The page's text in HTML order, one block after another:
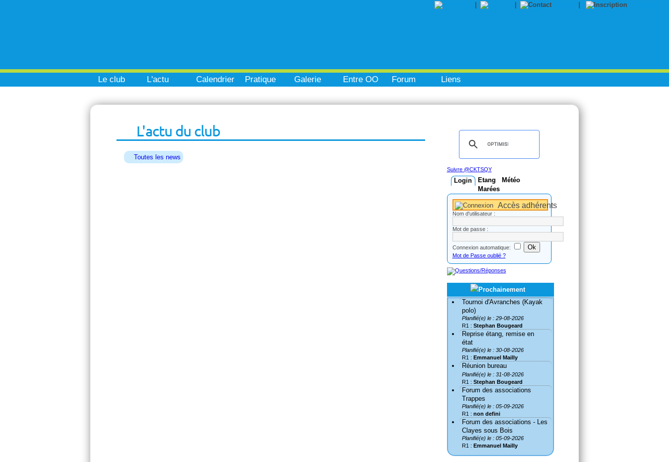
Le club L'actu Calendrier Pratique Galerie Entre OO Forum Liens
L'actu du club
Toutes les news
Suivre @CKTSQY
Login Etang
Météo
Marées
Accès adhérents
Nom d'utilisateur :
Mot de passe :
Connexion automatique:
Mot de Passe oublié ?
Tournoi d'Avranches (Kayak
polo)
Planifié(e) le : 29-08-2026
R1 : Stephan Bougeard
Reprise étang, remise en
état
Planifié(e) le : 30-08-2026
R1 : Emmanuel Mailly
Réunion bureau
Planifié(e) le : 31-08-2026
R1 : Stephan Bougeard
Forum des associations
Trappes
Planifié(e) le : 05-09-2026
R1 : non defini
Forum des associations - Les
Clayes sous Bois
Planifié(e) le : 05-09-2026
R1 : Emmanuel Mailly